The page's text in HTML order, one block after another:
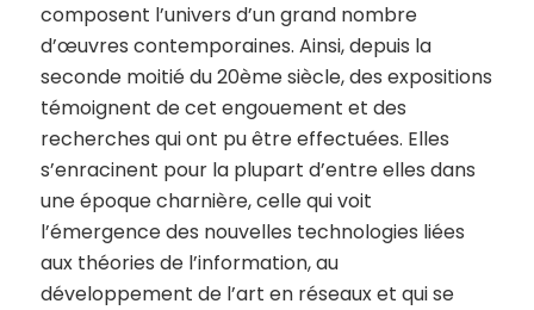
composent l’univers d’un grand nombre
d’œuvres contemporaines. Ainsi, depuis la
seconde moitié du 20ème siècle, des expositions
témoignent de cet engouement et des
recherches qui ont pu être effectuées. Elles
s’enracinent pour la plupart d’entre elles dans
une époque charnière, celle qui voit
l’émergence des nouvelles technologies liées
aux théories de l’information, au
développement de l’art en réseaux et qui se